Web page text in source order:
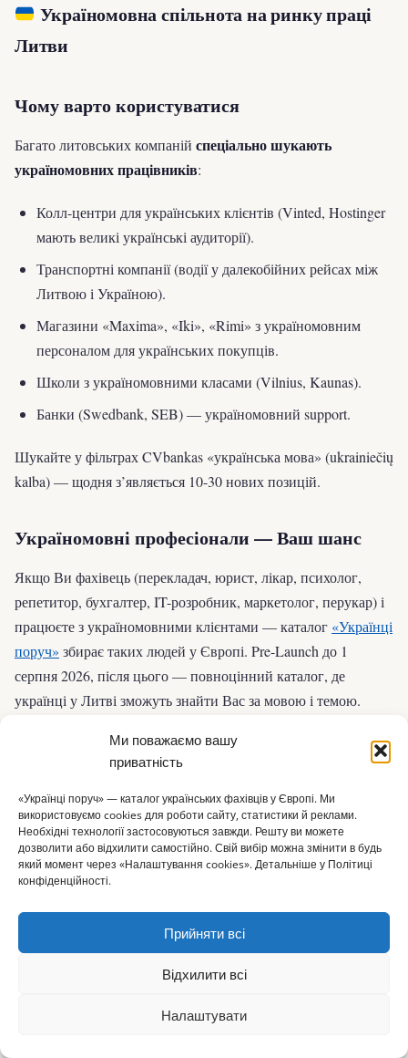
Ми поважаємо вашу
приватність
«Українці поруч» — каталог українських фахівців у Європі. Ми
використовуємо cookies для роботи сайту, статистики й реклами.
Необхідні технології застосовуються завжди. Решту ви можете
дозволити або відхилити самостійно. Свій вибір можна змінити в будь
який момент через «Налаштування cookies». Детальніше у Політиці
конфіденційності.
Прийняти всі
Відхилити всі
Налаштувати
+
Україномовна спільнота на ринку праці
Литви
Чому варто користуватися
Багато литовських компаній спеціально шукають
україномовних працівників:
Колл-центри для українських клієнтів (Vinted, Hostinger
мають великі українські аудиторії).
Транспортні компанії (водії у далекобійних рейсах між
Литвою і Україною).
Магазини «Maxima», «Iki», «Rimi» з україномовним
персоналом для українських покупців.
Школи з україномовними класами (Vilnius, Kaunas).
Банки (Swedbank, SEB) — україномовний support.
Шукайте у фільтрах CVbankas «українська мова» (ukrainiečių
kalba) — щодня з’являється 10-30 нових позицій.
Україномовні професіонали — Ваш шанс
Якщо Ви фахівець (перекладач, юрист, лікар, психолог,
репетитор, бухгалтер, IT-розробник, маркетолог, перукар) і
працюєте з україномовними клієнтами — каталог «Українці
поруч» збирає таких людей у Європі. Pre-Launch до 1
серпня 2026, після цього — повноцінний каталог, де
українці у Литві зможуть знайти Вас за мовою і темою.
отримують пріоритет у пошуку і знижку на PRO-тариф.
Часті запитання
Чи потрібен мені окремий дозвіл на роботу, якщо у мене
Pažymėjimas?Ні. Тимчасовий захист дає право на негайне
працевлаштування без додаткових документів. Достатньо
Технічно — після отримання Pažymėjimas.